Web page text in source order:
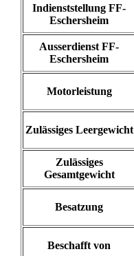
Indienststellung FF-
Eschersheim
Ausserdienst FF-
Eschersheim
Motorleistung
Zulässiges Leergewicht
Zulässiges
Gesamtgewicht
Besatzung
Beschafft von